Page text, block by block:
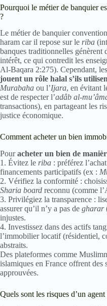
Pourquoi le métier de banquier
?
Le métier de banquier
haram car il repose sur le riba
banques traditionnelles génèrent
intérêt, ce qui contredit les
Al-Baqara 2:275). Cependant, les
jouent un rôle halal s’ils
Murabaha ou l’Ijara, en évitant
est de respecter l’adâb al-
transactions), en partageant les
justice économique.
Comment acheter un bien
Pouracheter un bien de
1. Évitez le riba : préférez
financements participatifs (ex :
2. Vérifiez la conformité :
Sharia board reconnu (comme
3. Privilégiez la transparence :
assurer qu’il n’y a pas de gharar
injustes.
4. Investissez dans des actifs
l’immobilier locatif (résidentiel,
abstraits.
Des plateformes comme
islamiques en France offrent des
approuvées.
Quels sont les risques d’un